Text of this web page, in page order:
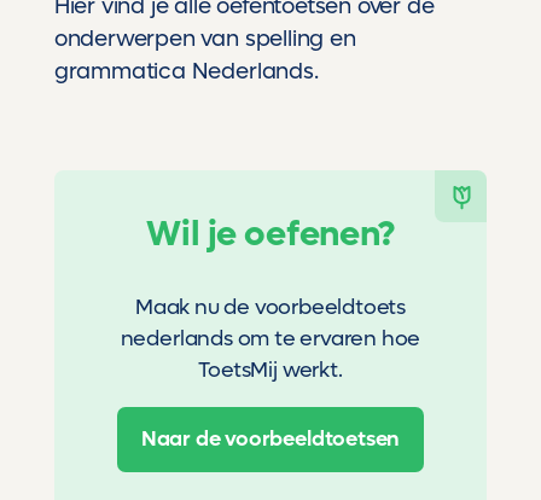
Hier vind je alle oefentoetsen over de
onderwerpen van spelling en
grammatica Nederlands.
Wil je oefenen?
Maak nu de voorbeeldtoets
nederlands om te ervaren hoe
ToetsMij werkt.
Naar de voorbeeldtoetsen